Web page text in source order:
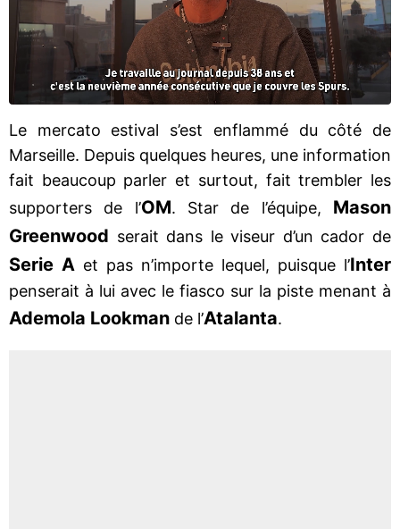
Le mercato estival s’est enflammé du côté de
Marseille. Depuis quelques heures, une information
fait beaucoup parler et surtout, fait trembler les
supporters de l’OM. Star de l’équipe, Mason
Greenwood serait dans le viseur d’un cador de
Serie A et pas n’importe lequel, puisque l’Inter
penserait à lui avec le fiasco sur la piste menant à
Ademola Lookman de l’Atalanta.